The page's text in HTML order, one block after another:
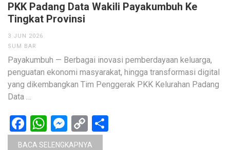
PKK Padang Data Wakili Payakumbuh Ke
Tingkat Provinsi
3 JUN 2026
SUM BAR
Payakumbuh — Berbagai inovasi pemberdayaan keluarga,
penguatan ekonomi masyarakat, hingga transformasi digital
yang dikembangkan Tim Penggerak PKK Kelurahan Padang
Data …
Facebook
WhatsApp
Messenger
Copy
Link
BACA SELENGKAPNYA